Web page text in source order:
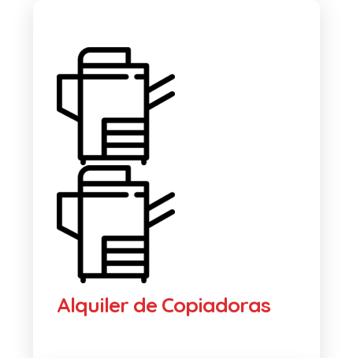
Alquiler de Copiadoras